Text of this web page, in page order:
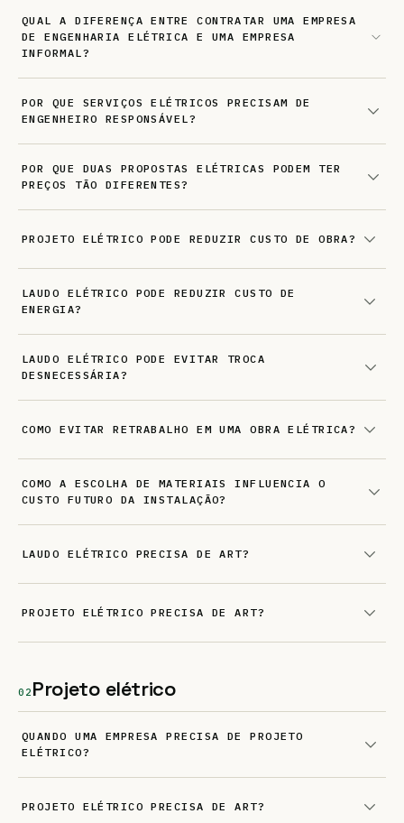
QUAL A DIFERENÇA ENTRE CONTRATAR UMA EMPRESA
DE ENGENHARIA ELÉTRICA E UMA EMPRESA
INFORMAL?
POR QUE SERVIÇOS ELÉTRICOS PRECISAM DE
ENGENHEIRO RESPONSÁVEL?
POR QUE DUAS PROPOSTAS ELÉTRICAS PODEM TER
PREÇOS TÃO DIFERENTES?
PROJETO ELÉTRICO PODE REDUZIR CUSTO DE OBRA?
LAUDO ELÉTRICO PODE REDUZIR CUSTO DE
ENERGIA?
LAUDO ELÉTRICO PODE EVITAR TROCA
DESNECESSÁRIA?
COMO EVITAR RETRABALHO EM UMA OBRA ELÉTRICA?
COMO A ESCOLHA DE MATERIAIS INFLUENCIA O
CUSTO FUTURO DA INSTALAÇÃO?
LAUDO ELÉTRICO PRECISA DE ART?
PROJETO ELÉTRICO PRECISA DE ART?
02 Projeto elétrico
QUANDO UMA EMPRESA PRECISA DE PROJETO
ELÉTRICO?
PROJETO ELÉTRICO PRECISA DE ART?